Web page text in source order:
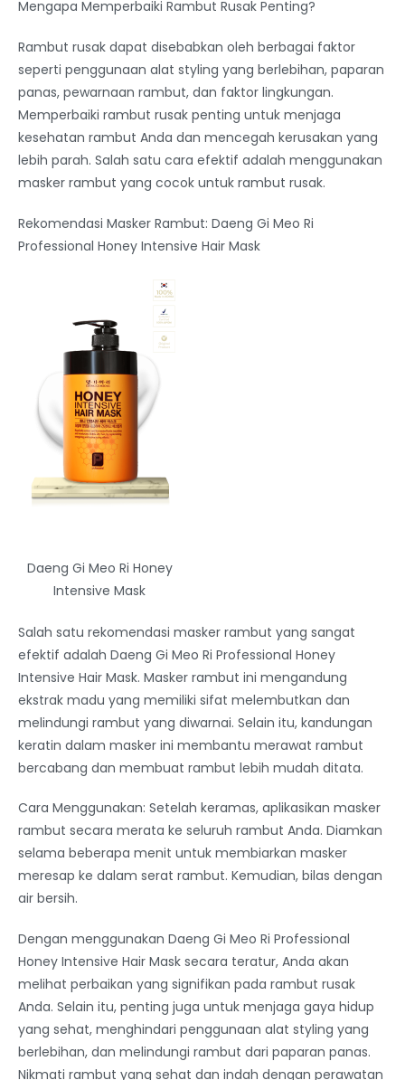
Mengapa Memperbaiki Rambut Rusak Penting?
Rambut rusak dapat disebabkan oleh berbagai faktor
seperti penggunaan alat styling yang berlebihan, paparan
panas, pewarnaan rambut, dan faktor lingkungan.
Memperbaiki rambut rusak penting untuk menjaga
kesehatan rambut Anda dan mencegah kerusakan yang
lebih parah. Salah satu cara efektif adalah menggunakan
masker rambut yang cocok untuk rambut rusak.
Rekomendasi Masker Rambut: Daeng Gi Meo Ri
Professional Honey Intensive Hair Mask
Daeng Gi Meo Ri Honey
Intensive Mask
Salah satu rekomendasi masker rambut yang sangat
efektif adalah Daeng Gi Meo Ri Professional Honey
Intensive Hair Mask. Masker rambut ini mengandung
ekstrak madu yang memiliki sifat melembutkan dan
melindungi rambut yang diwarnai. Selain itu, kandungan
keratin dalam masker ini membantu merawat rambut
bercabang dan membuat rambut lebih mudah ditata.
Cara Menggunakan: Setelah keramas, aplikasikan masker
rambut secara merata ke seluruh rambut Anda. Diamkan
selama beberapa menit untuk membiarkan masker
meresap ke dalam serat rambut. Kemudian, bilas dengan
air bersih.
Dengan menggunakan Daeng Gi Meo Ri Professional
Honey Intensive Hair Mask secara teratur, Anda akan
melihat perbaikan yang signifikan pada rambut rusak
Anda. Selain itu, penting juga untuk menjaga gaya hidup
yang sehat, menghindari penggunaan alat styling yang
berlebihan, dan melindungi rambut dari paparan panas.
Nikmati rambut yang sehat dan indah dengan perawatan